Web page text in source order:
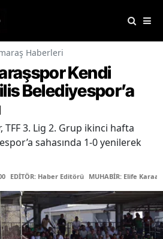
Haberleri
Kendi
Belediyespor’a
3. Lig 2. Grup ikinci hafta
sahasında 1-0 yenilerek
EDİTÖR: Haber Editörü MUHABİR: Elife